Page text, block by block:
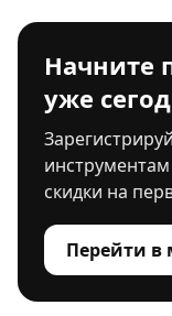
Начните
уже
скидки на
Перейти в